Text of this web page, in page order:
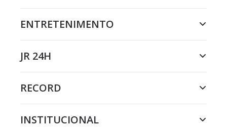
ENTRETENIMENTO
JR 24H
RECORD
INSTITUCIONAL